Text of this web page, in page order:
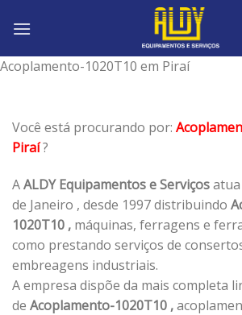
Acoplamento-1020T10 em Piraí
Você está procurando por:
Piraí?
AALDY Equipamentos e Serviços
de Janeiro , desde 1997 distribuindo
1020T10 , máquinas, ferragens e
como prestando serviços de
embreagens industriais.
A empresa dispõe da mais completa
de Acoplamento-1020T10 ,